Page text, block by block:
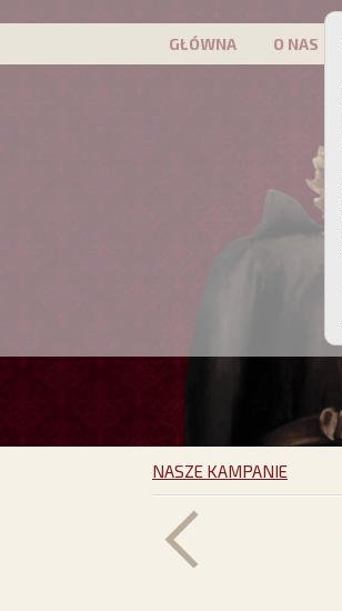
GŁÓWNA O NAS
NASZE KAMPANIE